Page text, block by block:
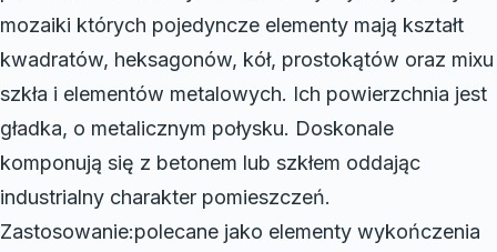
mozaiki których pojedyncze elementy mają kształt
kwadratów, heksagonów, kół, prostokątów oraz mixu
szkła i elementów metalowych. Ich powierzchnia jest
gładka, o metalicznym połysku. Doskonale
komponują się z betonem lub szkłem oddając
industrialny charakter pomieszczeń.
Zastosowanie:polecane jako elementy wykończenia